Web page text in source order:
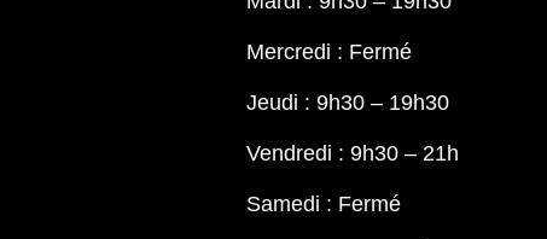
Mercredi : Fermé
Jeudi : 9h30 – 19h30
Vendredi : 9h30 – 21h
Samedi : Fermé